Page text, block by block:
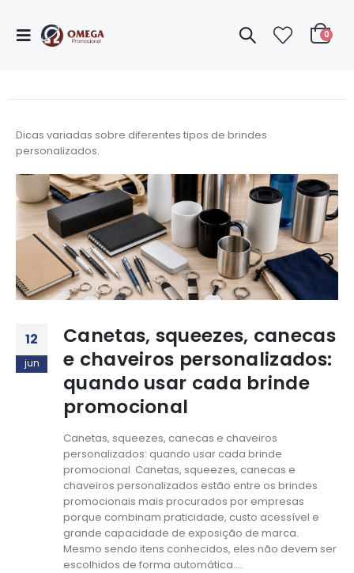
0
Dicas variadas sobre diferentes tipos de brindes
personalizados.
12
jun
Canetas, squeezes, canecas
e chaveiros personalizados:
quando usar cada brinde
promocional
Canetas, squeezes, canecas e chaveiros
personalizados: quando usar cada brinde
promocional Canetas, squeezes, canecas e
chaveiros personalizados estão entre os brindes
promocionais mais procurados por empresas
porque combinam praticidade, custo acessível e
grande capacidade de exposição de marca.
Mesmo sendo itens conhecidos, eles não devem ser
escolhidos de forma automática....